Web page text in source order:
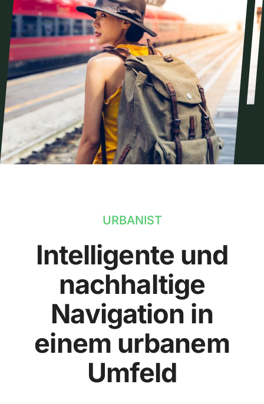
URBANIST
Intelligente und
nachhaltige
Navigation in
einem urbanem
Umfeld